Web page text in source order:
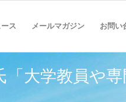
ス メールマガジン お問い
「大学教員や